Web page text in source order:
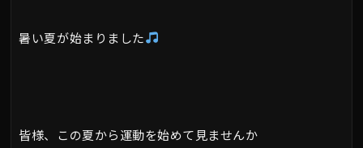
暑い夏が始まりました
皆様、この夏から運動を始めて見ませんか